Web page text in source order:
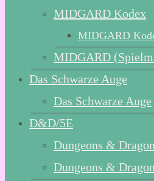
MIDGARD Kodex
MIDGARD
MIDGARD
Das Schwarze Auge
Das Schwarze Auge
D&D/5E
Dungeons &
Dungeons &